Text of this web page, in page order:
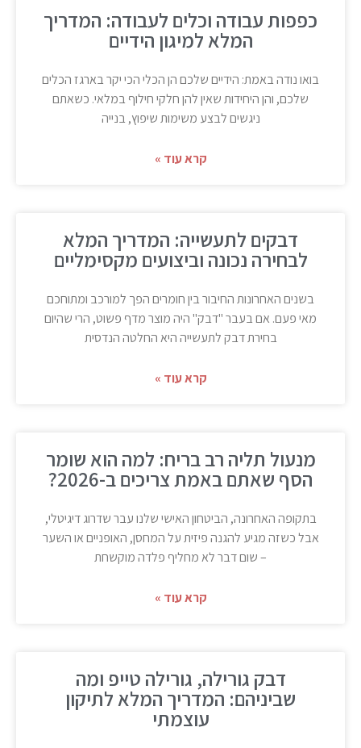
כפפות עבודה וכלים לעבודה: המדריך
המלא למיגון הידיים
בואו נודה באמת: הידיים שלכם הן הכלי הכי יקר בארגז הכלים
שלכם, והן היחידות שאין להן חלקי חילוף במלאי. כשאתם
ניגשים לבצע משימות שיפוץ, בנייה
קרא עוד »
דבקים לתעשייה: המדריך המלא
לבחירה נכונה וביצועים מקסימליים
בשנים האחרונות החיבור בין חומרים הפך למורכב ומתוחכם
מאי פעם. אם בעבר "דבק" היה מוצר מדף פשוט, הרי שהיום
בחירת דבק לתעשייה היא החלטה הנדסית
קרא עוד »
מנעול תליה רב בריח: למה הוא שומר
הסף שאתם באמת צריכים ב-2026?
בתקופה האחרונה, הביטחון האישי שלנו עבר שדרוג דיגיטלי,
אבל כשזה מגיע להגנה פיזית על המחסן, האופניים או השער
– שום דבר לא מחליף פלדה מוקשחת
קרא עוד »
דבק גורילה, גורילה טייפ ומה
שביניהם: המדריך המלא לתיקון
עוצמתי